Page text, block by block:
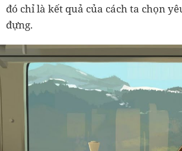
đó chỉ là kết quả của cách ta chọn
đựng.